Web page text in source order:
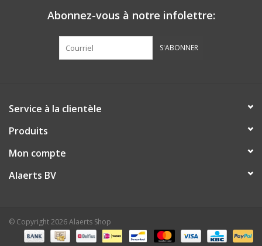
Produits d'hygiène
Machines à café
Fournitures de bureau
Abonnez-vous à notre infolettre:
S'ABONNER
Service à la clientèle
Produits
Mon compte
Alaerts BV
© Copyright 2026 Alaerts Shop